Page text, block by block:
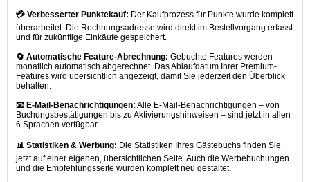
💳 Verbesserter Punktekauf: Der Kaufprozess für Punkte wurde komplett
überarbeitet. Die Rechnungsadresse wird direkt im Bestellvorgang erfasst
und für zukünftige Einkäufe gespeichert.
🔄 Automatische Feature-Abrechnung: Gebuchte Features werden
monatlich automatisch abgerechnet. Das Ablaufdatum Ihrer Premium-
Features wird übersichtlich angezeigt, damit Sie jederzeit den Überblick
behalten.
📧 E-Mail-Benachrichtigungen: Alle E-Mail-Benachrichtigungen – von
Buchungsbestätigungen bis zu Aktivierungshinweisen – sind jetzt in allen
6 Sprachen verfügbar.
📊 Statistiken & Werbung: Die Statistiken Ihres Gästebuchs finden Sie
jetzt auf einer eigenen, übersichtlichen Seite. Auch die Werbebuchungen
und die Empfehlungsseite wurden komplett neu gestaltet.